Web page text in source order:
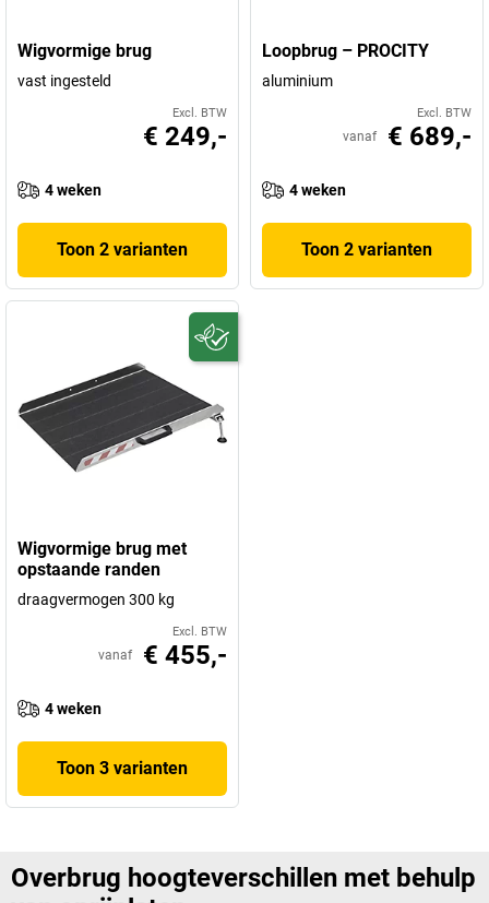
Wigvormige brug
vast ingesteld
Excl. BTW
€ 249,-
4 weken
Toon 2 varianten
Loopbrug – PROCITY
aluminium
Excl. BTW
vanaf € 689,-
4 weken
Toon 2 varianten
Wigvormige brug met
opstaande randen
draagvermogen 300 kg
Excl. BTW
vanaf € 455,-
4 weken
Toon 3 varianten
Overbrug hoogteverschillen met behulp